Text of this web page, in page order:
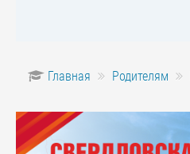
Главная Родителям